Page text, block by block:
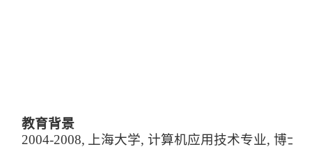
教育背景
2004-2008, 上海大学, 计算机应用技术专业, 博士